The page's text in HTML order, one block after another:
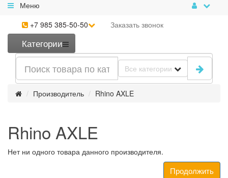
Меню
+7 985 385-50-50
Заказать звонок
Категории
Все категории
Производитель Rhino AXLE
Rhino AXLE
Нет ни одного товара данного производителя.
Продолжить